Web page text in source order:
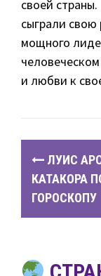
своей
сыграли
мощного
и любви к
P
n
ЛУИС
КАТАКОРА
ГОРОСКОПУ